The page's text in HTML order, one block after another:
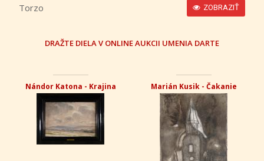
Torzo ZOBRAZIŤ
DRAŽTE DIELA V ONLINE AUKCII UMENIA DARTE
Nándor Katona - Krajina Marián Kusik - Čakanie